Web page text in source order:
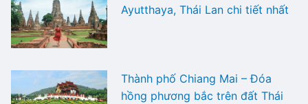
Ayutthaya, Thái Lan chi tiết nhất
Thành phố Chiang Mai – Đóa
hồng phương bắc trên đất Thái